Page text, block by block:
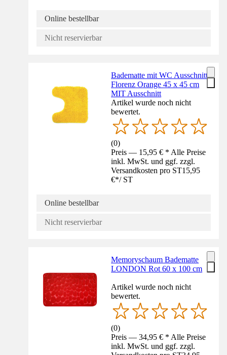
Online bestellbar
Nicht reservierbar
Badematte mit WC Ausschnitt
Florenz Orange 45 x 45 cm
MIT Ausschnitt
Artikel wurde noch nicht
bewertet.
(0)
Preis — 15,95 € * Alle Preise
inkl. MwSt. und ggf. zzgl.
Versandkosten pro ST15,95
€*/ ST
Online bestellbar
Nicht reservierbar
Memoryschaum Badematte
LONDON Rot 60 x 100 cm
Artikel wurde noch nicht
bewertet.
(0)
Preis — 34,95 € * Alle Preise
inkl. MwSt. und ggf. zzgl.